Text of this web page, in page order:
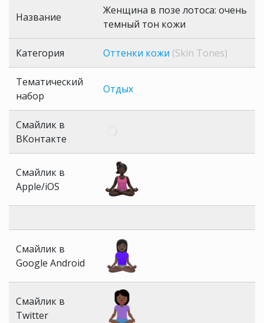
Название
Женщина в позе лотоса: очень
темный тон кожи
Категория Оттенки кожи (Skin Tones)
Тематический
набор
Отдых
Смайлик в
ВКонтакте
Смайлик в
Apple/iOS
Смайлик в
Google Android
Смайлик в
Twitter